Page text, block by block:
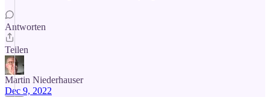
Antworten
Teilen
Martin Niederhauser
Dec 9, 2022